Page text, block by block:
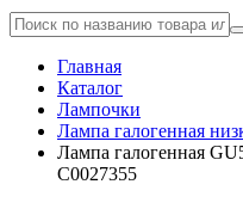
Главная
Каталог
Лампочки
Лампа галогенная
Лампа галогенная
C0027355